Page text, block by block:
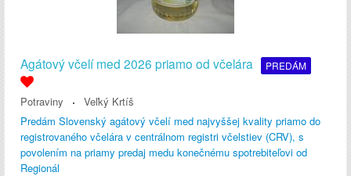
Agátový včelí med 2026 priamo od včelára PREDÁM
Potraviny
Veľký Krtíš
Predám Slovenský agátový včelí med najvyššej kvality priamo do
registrovaného včelára v centrálnom registri včelstiev (CRV), s
povolením na priamy predaj medu konečnému spotrebiteľovi od
Regionál